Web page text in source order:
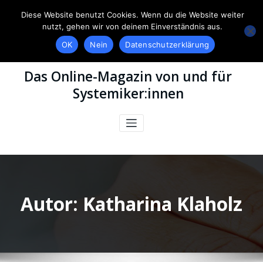
Das Online-Magazin von und für
Systemiker:innen
Autor: Katharina Klaholz
Diese Website benutzt Cookies. Wenn du die Website weiter
nutzt, gehen wir von deinem Einverständnis aus.
OK
Nein Datenschutzerklärung